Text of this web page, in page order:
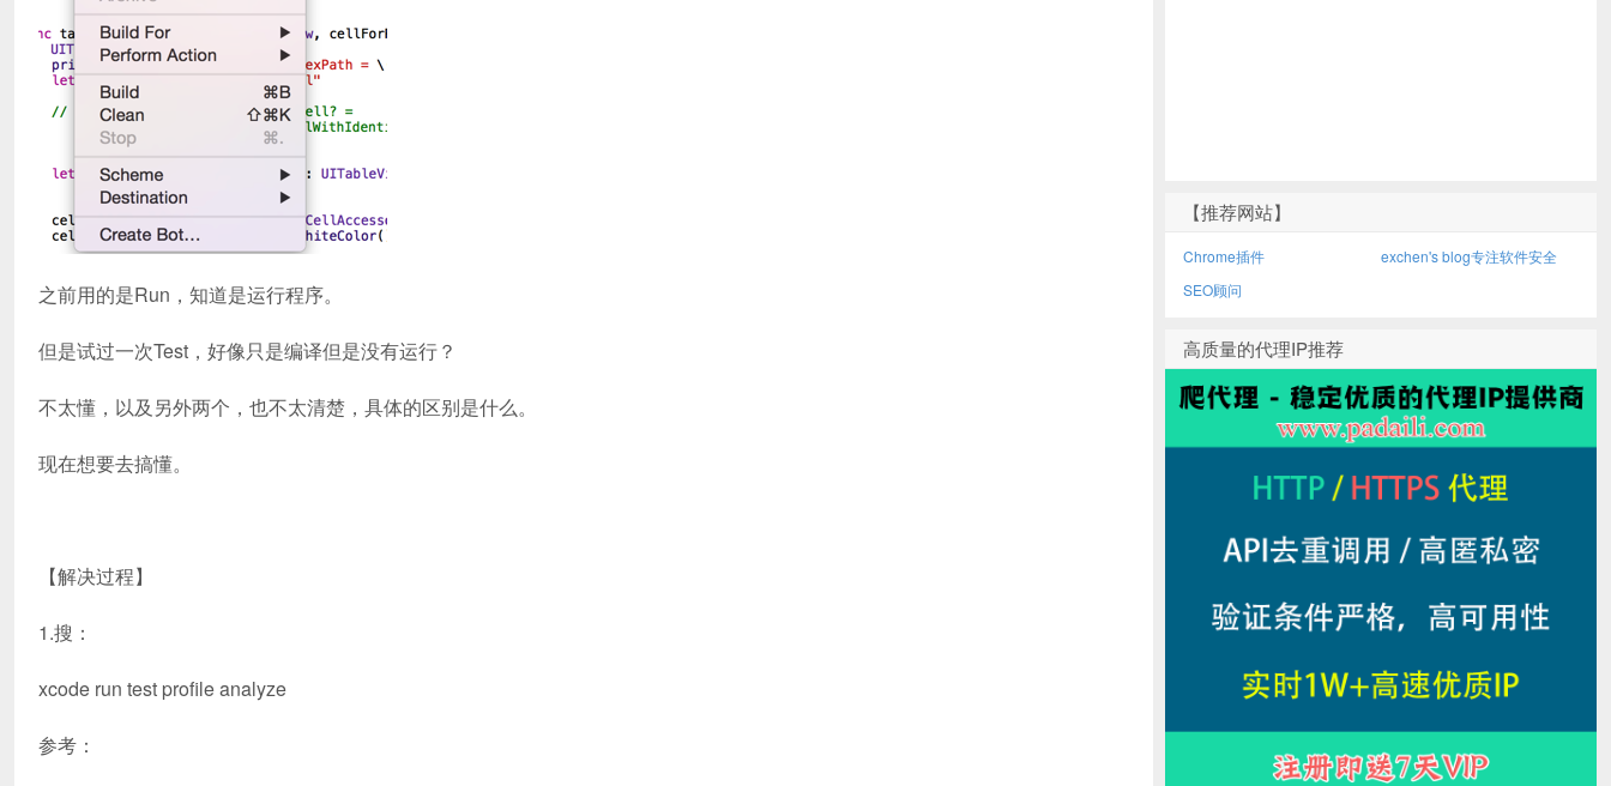
之前用的是Run，知道是运行程序。
但是试过一次Test，好像只是编译但是没有运行？
不太懂，以及另外两个，也不太清楚，具体的区别是什么。
现在想要去搞懂。
【解决过程】
1.搜：
xcode run test profile analyze
参考：
【推荐网站】
Chrome插件
exchen's blog专注软件安全
SEO顾问
高质量的代理IP推荐